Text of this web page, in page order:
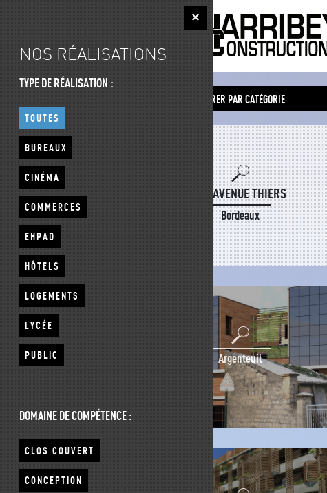
NOS RÉALISATIONS
TYPE DE RÉALISATION :
TOUTES
BUREAUX
CINÉMA
COMMERCES
EHPAD
HÔTELS
LOGEMENTS
LYCÉE
PUBLIC
DOMAINE DE COMPÉTENCE :
CLOS COUVERT
CONCEPTION
FILTRER PAR CATÉGORIE
226 AVENUE THIERS
Bordeaux
Argenteuil